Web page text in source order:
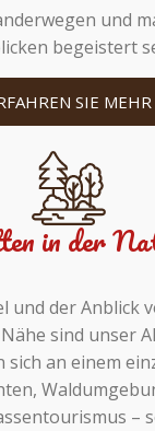
und
begeistert
SIE MEHR
in der
und der Anblick
sind unser
sich an einem
–